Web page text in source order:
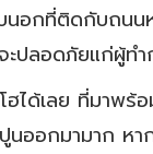
อกที่ติดกับถนน
ะปลอดภัยแก่ผู้ท
ได้เลย ที่มาพร้
นออกมามาก